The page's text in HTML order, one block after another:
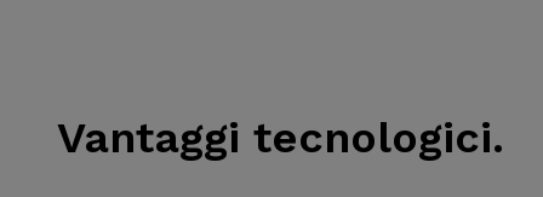
Vantaggi tecnologici.